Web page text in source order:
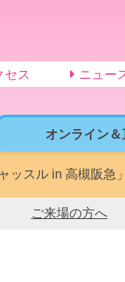
オンライン
セス ニュー
ッスル in 高槻阪急
ご来場の方へ